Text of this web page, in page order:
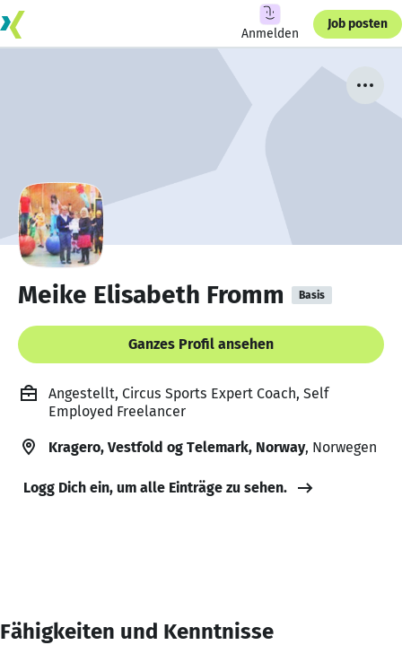
Anmelden
Job posten
Meike Elisabeth Fromm Basis
Ganzes Profil ansehen
Angestellt, Circus Sports Expert Coach, Self
Employed Freelancer
Kragero, Vestfold og Telemark, Norway, Norwegen
Logg Dich ein, um alle Einträge zu sehen.
Fähigkeiten und Kenntnisse